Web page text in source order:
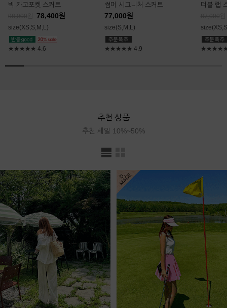
빅 카고포켓 스커트
78,400원
size(XS,S,M,L)
★★★★★ 4.6
썸머 시그니처 스커트
77,000원
size(S,M,L)
★★★★★ 4.9
더블 랩
추천 상품
추천 세일 10%~50%